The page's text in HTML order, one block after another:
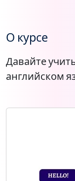
О курсе
Давайте
английском